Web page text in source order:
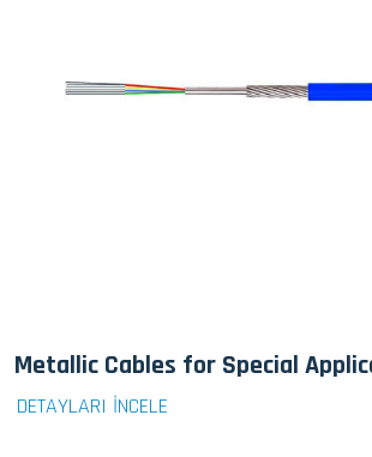
Metallic Cables for Special
DETAYLARI İNCELE